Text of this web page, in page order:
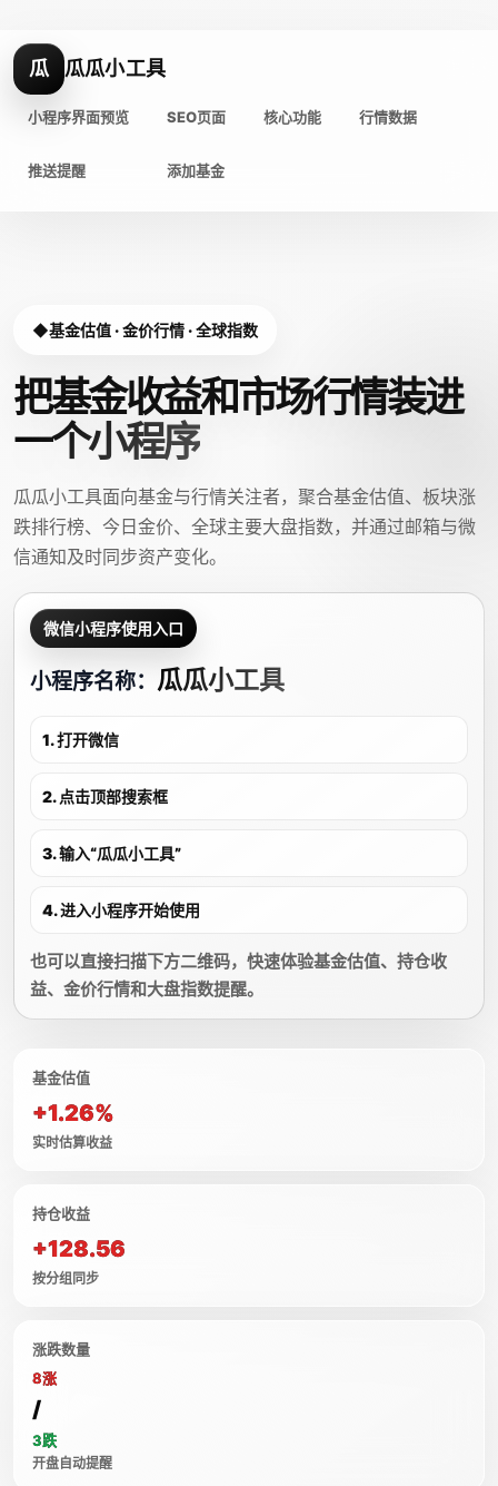
瓜 瓜瓜小工具
小程序界面预览 SEO页面 核心功能 行情数据
推送提醒 添加基金
基金估值 · 金价行情 · 全球指数
把基金收益和市场行情装进
一个小程序
瓜瓜小工具面向基金与行情关注者，聚合基金估值、板块涨
跌排行榜、今日金价、全球主要大盘指数，并通过邮箱与微
信通知及时同步资产变化。
微信小程序使用入口
小程序名称： 瓜瓜小工具
1. 打开微信
2. 点击顶部搜索框
3. 输入“瓜瓜小工具”
4. 进入小程序开始使用
也可以直接扫描下方二维码，快速体验基金估值、持仓收
益、金价行情和大盘指数提醒。
基金估值
+1.26%
实时估算收益
持仓收益
+128.56
按分组同步
涨跌数量
8涨
/
3跌
开盘自动提醒